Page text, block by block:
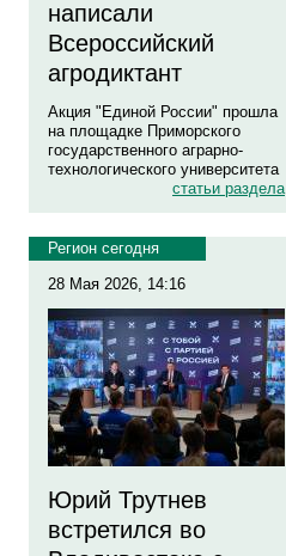
написали
Всероссийский
агродиктант
Акция "Единой России" прошла
на площадке Приморского
государственного аграрно-
технологического университета
статьи раздела
Регион сегодня
28 Мая 2026, 14:16
Юрий Трутнев
встретился во